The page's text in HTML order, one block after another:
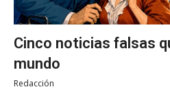
Cinco noticias falsas
mundo
Redacción